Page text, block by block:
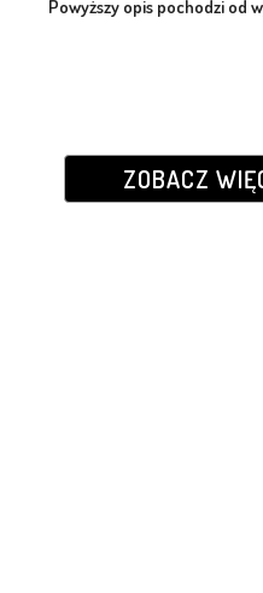
Powyższy opis pochodzi od
ZOBACZ